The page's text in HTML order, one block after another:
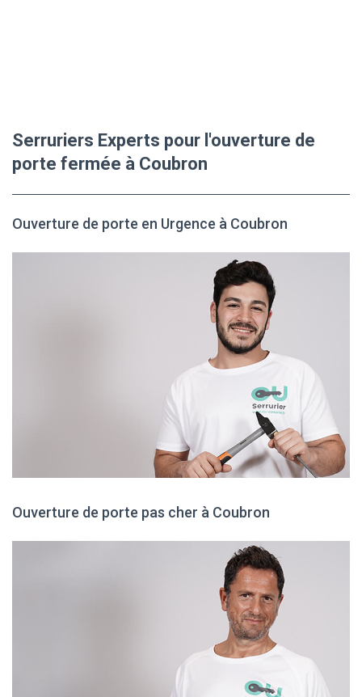
Serruriers Experts pour l'ouverture de
porte fermée à Coubron
Ouverture de porte en Urgence à Coubron
Ouverture de porte pas cher à Coubron